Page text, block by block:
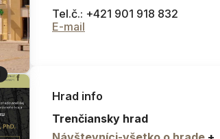
Tel.č.: +421 901 918 832
E-mail
Hrad info
Trenčiansky hrad